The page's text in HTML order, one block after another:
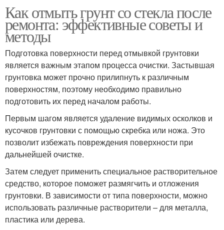
Как отмыть грунт со стекла после
ремонта: эффективные советы и
методы
Подготовка поверхности перед отмывкой грунтовки
является важным этапом процесса очистки. Застывшая
грунтовка может прочно прилипнуть к различным
поверхностям, поэтому необходимо правильно
подготовить их перед началом работы.
Первым шагом является удаление видимых осколков и
кусочков грунтовки с помощью скребка или ножа. Это
позволит избежать повреждения поверхности при
дальнейшей очистке.
Затем следует применить специальное растворительное
средство, которое поможет размягчить и отложения
грунтовки. В зависимости от типа поверхности, можно
использовать различные растворители – для металла,
пластика или дерева.